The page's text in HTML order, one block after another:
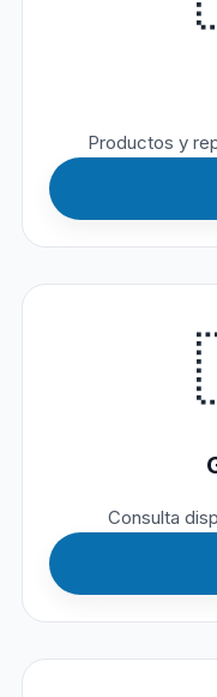
Productos y
Consulta